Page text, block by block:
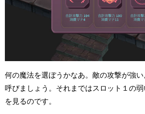
何の魔法を選ぼうかなあ。敵の攻撃が強
呼びましょう。それまではスロット１の
を見るのです。